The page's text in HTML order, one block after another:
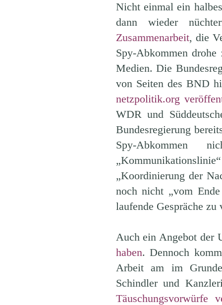
Nicht einmal ein
dann wieder
Zusammenarbeit, die
Spy-Abkommen
Medien. Die
von Seiten des BND
netzpolitik.org
WDR und
Bundesregierung
Spy-Abkommen
„Koordinierung der
noch nicht „vom
laufende Gespräche zu
Auch ein Angebot der
haben. Dennoch
Arbeit am im
Schindler und
Täuschungsvorwürfe